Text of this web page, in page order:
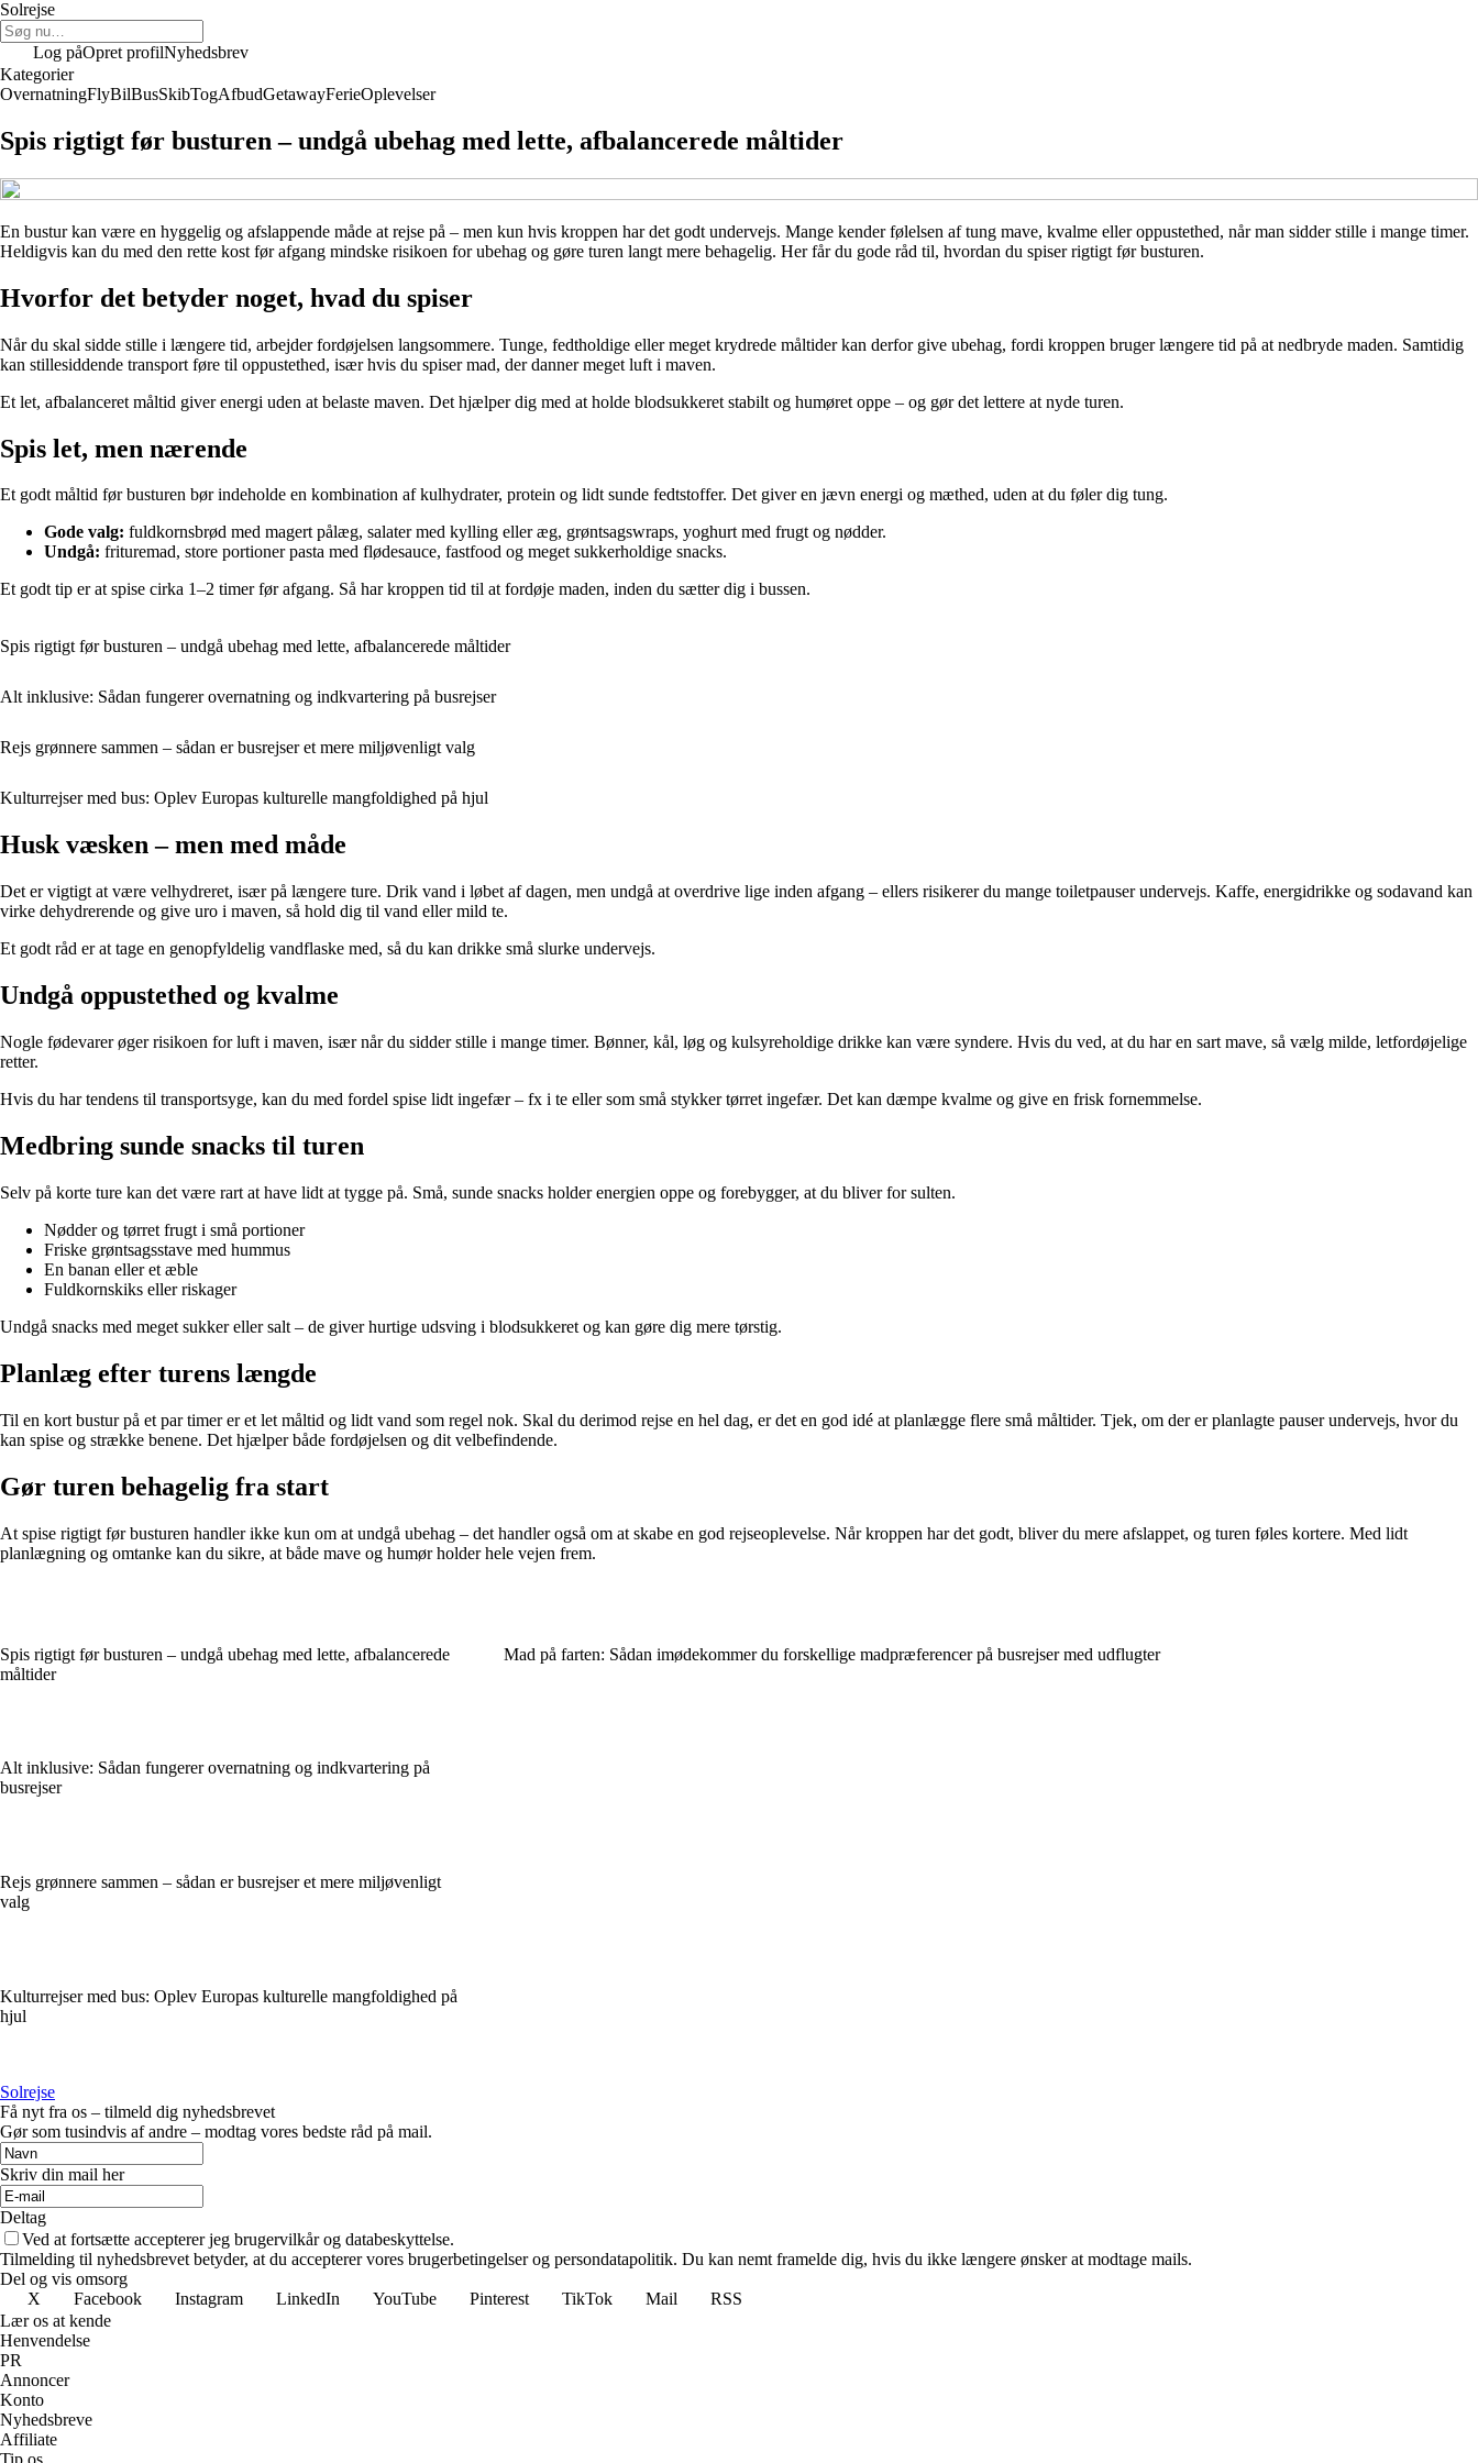
Solrejse
Log påOpret profilNyhedsbrev
Kategorier
OvernatningFlyBilBusSkibTogAfbudGetawayFerieOplevelser
Spis rigtigt før busturen – undgå ubehag med lette, afbalancerede måltider
En bustur kan være en hyggelig og afslappende måde at rejse på – men kun hvis kroppen har det godt undervejs. Mange kender følelsen af tung mave, kvalme eller oppustethed, når man sidder stille i mange timer.
Heldigvis kan du med den rette kost før afgang mindske risikoen for ubehag og gøre turen langt mere behagelig. Her får du gode råd til, hvordan du spiser rigtigt før busturen.
Hvorfor det betyder noget, hvad du spiser
Når du skal sidde stille i længere tid, arbejder fordøjelsen langsommere. Tunge, fedtholdige eller meget krydrede måltider kan derfor give ubehag, fordi kroppen bruger længere tid på at nedbryde maden. Samtidig
kan stillesiddende transport føre til oppustethed, især hvis du spiser mad, der danner meget luft i maven.
Et let, afbalanceret måltid giver energi uden at belaste maven. Det hjælper dig med at holde blodsukkeret stabilt og humøret oppe – og gør det lettere at nyde turen.
Spis let, men nærende
Et godt måltid før busturen bør indeholde en kombination af kulhydrater, protein og lidt sunde fedtstoffer. Det giver en jævn energi og mæthed, uden at du føler dig tung.
Gode valg: fuldkornsbrød med magert pålæg, salater med kylling eller æg, grøntsagswraps, yoghurt med frugt og nødder.
Undgå: frituremad, store portioner pasta med flødesauce, fastfood og meget sukkerholdige snacks.
Et godt tip er at spise cirka 1–2 timer før afgang. Så har kroppen tid til at fordøje maden, inden du sætter dig i bussen.
Spis rigtigt før busturen – undgå ubehag med lette, afbalancerede måltider
Alt inklusive: Sådan fungerer overnatning og indkvartering på busrejser
Rejs grønnere sammen – sådan er busrejser et mere miljøvenligt valg
Kulturrejser med bus: Oplev Europas kulturelle mangfoldighed på hjul
Husk væsken – men med måde
Det er vigtigt at være velhydreret, især på længere ture. Drik vand i løbet af dagen, men undgå at overdrive lige inden afgang – ellers risikerer du mange toiletpauser undervejs. Kaffe, energidrikke og sodavand kan
virke dehydrerende og give uro i maven, så hold dig til vand eller mild te.
Et godt råd er at tage en genopfyldelig vandflaske med, så du kan drikke små slurke undervejs.
Undgå oppustethed og kvalme
Nogle fødevarer øger risikoen for luft i maven, især når du sidder stille i mange timer. Bønner, kål, løg og kulsyreholdige drikke kan være syndere. Hvis du ved, at du har en sart mave, så vælg milde, letfordøjelige
retter.
Hvis du har tendens til transportsyge, kan du med fordel spise lidt ingefær – fx i te eller som små stykker tørret ingefær. Det kan dæmpe kvalme og give en frisk fornemmelse.
Medbring sunde snacks til turen
Selv på korte ture kan det være rart at have lidt at tygge på. Små, sunde snacks holder energien oppe og forebygger, at du bliver for sulten.
Nødder og tørret frugt i små portioner
Friske grøntsagsstave med hummus
En banan eller et æble
Fuldkornskiks eller riskager
Undgå snacks med meget sukker eller salt – de giver hurtige udsving i blodsukkeret og kan gøre dig mere tørstig.
Planlæg efter turens længde
Til en kort bustur på et par timer er et let måltid og lidt vand som regel nok. Skal du derimod rejse en hel dag, er det en god idé at planlægge flere små måltider. Tjek, om der er planlagte pauser undervejs, hvor du
kan spise og strække benene. Det hjælper både fordøjelsen og dit velbefindende.
Gør turen behagelig fra start
At spise rigtigt før busturen handler ikke kun om at undgå ubehag – det handler også om at skabe en god rejseoplevelse. Når kroppen har det godt, bliver du mere afslappet, og turen føles kortere. Med lidt
planlægning og omtanke kan du sikre, at både mave og humør holder hele vejen frem.
Spis rigtigt før busturen – undgå ubehag med lette, afbalancerede
måltider
Alt inklusive: Sådan fungerer overnatning og indkvartering på
busrejser
Rejs grønnere sammen – sådan er busrejser et mere miljøvenligt
valg
Kulturrejser med bus: Oplev Europas kulturelle mangfoldighed på
hjul
Mad på farten: Sådan imødekommer du forskellige madpræferencer på busrejser med udflugter
Solrejse
Få nyt fra os – tilmeld dig nyhedsbrevet
Gør som tusindvis af andre – modtag vores bedste råd på mail.
Skriv din mail her
Deltag
Ved at fortsætte accepterer jeg brugervilkår og databeskyttelse.
Tilmelding til nyhedsbrevet betyder, at du accepterer vores brugerbetingelser og persondatapolitik. Du kan nemt framelde dig, hvis du ikke længere ønsker at modtage mails.
Del og vis omsorg
X
Facebook Instagram LinkedIn YouTube Pinterest TikTok Mail
RSS
Lær os at kende
Henvendelse
PR
Annoncer
Konto
Nyhedsbreve
Affiliate
Tip os